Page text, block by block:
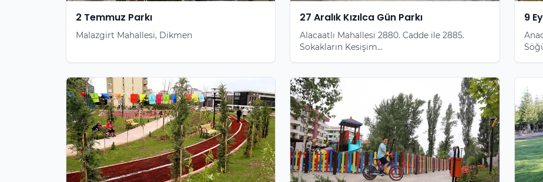
2 Temmuz Parkı
Malazgirt Mahallesi, Dikmen
27 Aralık Kızılca Gün Parkı
Alacaatlı Mahallesi 2880. Cadde ile 2885.
Sokakların Kesişim...
9